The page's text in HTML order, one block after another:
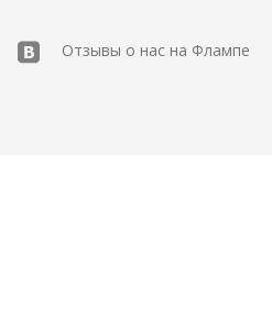
Отзывы о нас на Флампе